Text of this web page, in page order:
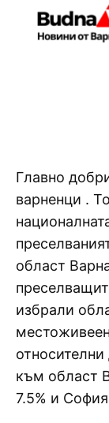
Главно
варненци .
област
избрали
към област
7.5% и